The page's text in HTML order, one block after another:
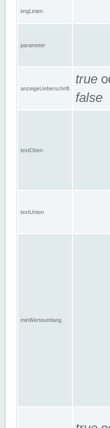
imgLinien
parameter
anzeigeUeberschrift
true
false
textOben
textUnten
minWerteumfang